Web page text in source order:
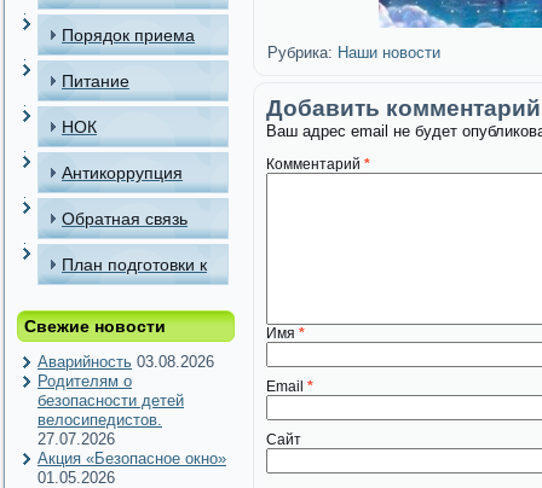
Порядок приема
детей в МАДОУ
Питание
НОК
Антикоррупция
Обратная связь
План подготовки к
периоду
Свежие новости
Аварийность 03.08.2026
Родителям о
безопасности детей
велосипедистов.
27.07.2026
Акция «Безопасное окно»
01.05.2026
Рубрика: Наши новости
Добавить комментарий
Ваш адрес email не будет
Комментарий *
Имя *
Email *
Сайт